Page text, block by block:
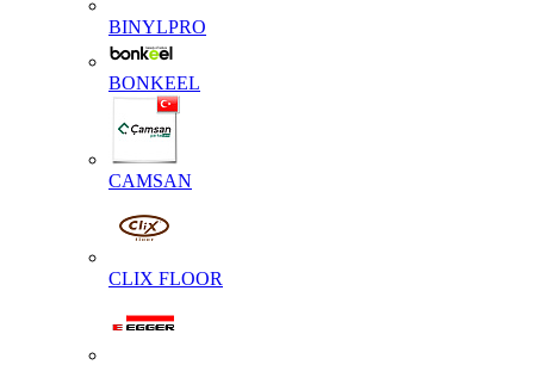
BINYLPRO
BONKEEL
CAMSAN
CLIX FLOOR